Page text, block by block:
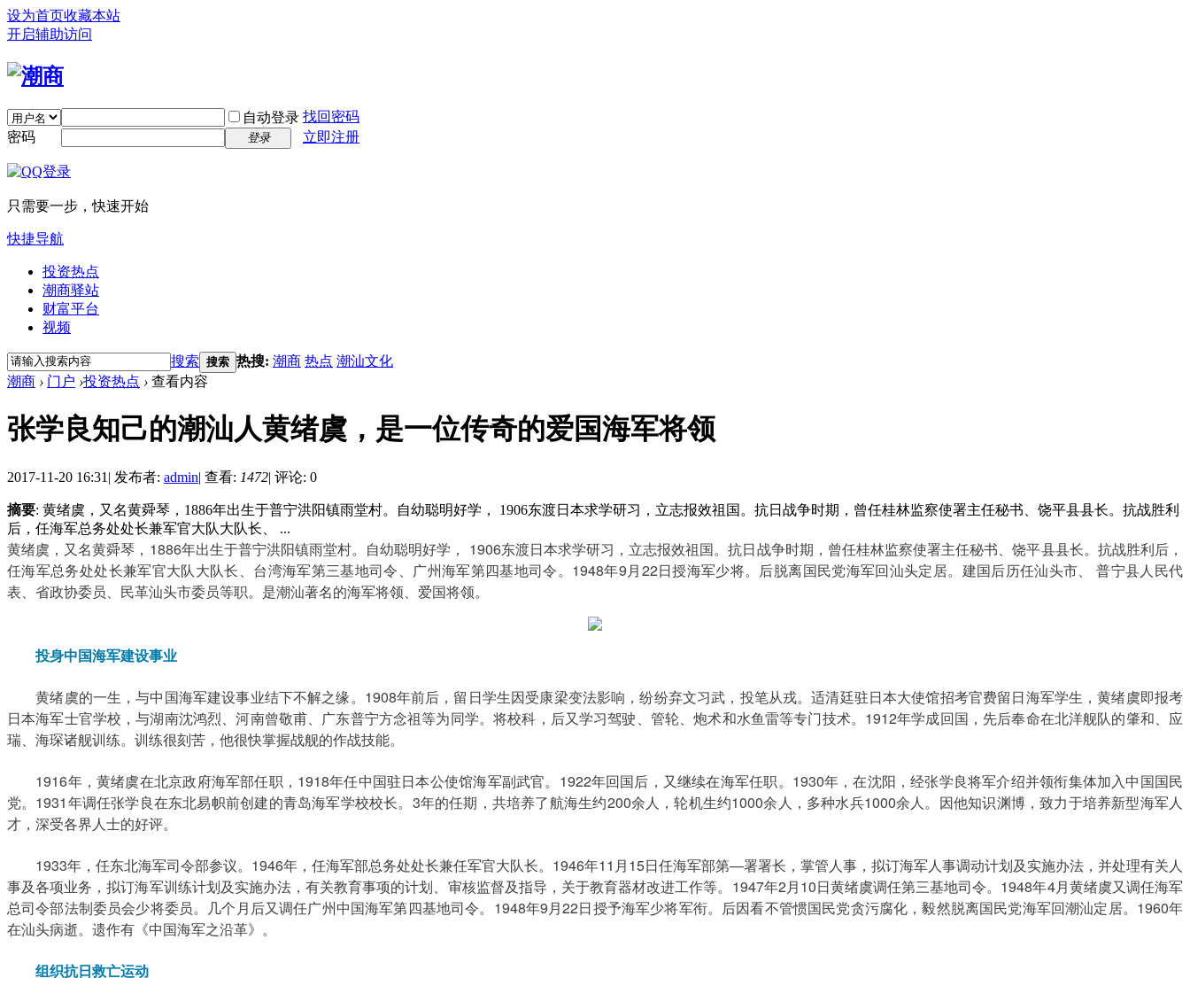
设为首页收藏本站
开启辅助访问
自动登录 找回密码
密码
登录 立即注册
只需要一步，快速开始
快捷导航
投资热点
潮商驿站
财富平台
视频
搜索 搜索 热搜: 潮商 热点 潮汕文化
潮商 › 门户 ›投资热点 › 查看内容
张学良知己的潮汕人黄绪虞，是一位传奇的爱国海军将领
2017-11-20 16:31 | 发布者: admin| 查看: 1472| 评论: 0
摘要: 黄绪虞，又名黄舜琴，1886年出生于普宁洪阳镇雨堂村。自幼聪明好学， 1906东渡日本求学研习，立志报效祖国。抗日战争时期，曾任桂林监察使署主任秘书、饶平县县长。抗战胜利
后，任海军总务处处长兼军官大队大队长、 ...
黄绪虞，又名黄舜琴，1886年出生于普宁洪阳镇雨堂村。自幼聪明好学， 1906东渡日本求学研习，立志报效祖国。抗日战争时期，曾任桂林监察使署主任秘书、饶平县县长。抗战胜利后，
任海军总务处处长兼军官大队大队长、台湾海军第三基地司令、广州海军第四基地司令。1948年9月22日授海军少将。后脱离国民党海军回汕头定居。建国后历任汕头市、 普宁县人民代
表、省政协委员、民革汕头市委员等职。是潮汕著名的海军将领、爱国将领。
投身中国海军建设事业
黄绪虞的一生，与中国海军建设事业结下不解之缘。1908年前后，留日学生因受康梁变法影响，纷纷弃文习武，投笔从戎。适清廷驻日本大使馆招考官费留日海军学生，黄绪虞即报考
日本海军士官学校，与湖南沈鸿烈、河南曾敬甫、广东普宁方念祖等为同学。将校科，后又学习驾驶、管轮、炮术和水鱼雷等专门技术。1912年学成回国，先后奉命在北洋舰队的肇和、应
瑞、海琛诸舰训练。训练很刻苦，他很快掌握战舰的作战技能。
1916年，黄绪虞在北京政府海军部任职，1918年任中国驻日本公使馆海军副武官。1922年回国后，又继续在海军任职。1930年，在沈阳，经张学良将军介绍并领衔集体加入中国国民
党。1931年调任张学良在东北易帜前创建的青岛海军学校校长。3年的任期，共培养了航海生约200余人，轮机生约1000余人，多种水兵1000余人。因他知识渊博，致力于培养新型海军人
才，深受各界人士的好评。
1933年，任东北海军司令部参议。1946年，任海军部总务处处长兼任军官大队长。1946年11月15日任海军部第—署署长，掌管人事，拟订海军人事调动计划及实施办法，并处理有关人
事及各项业务，拟订海军训练计划及实施办法，有关教育事项的计划、审核监督及指导，关于教育器材改进工作等。1947年2月10日黄绪虞调任第三基地司令。1948年4月黄绪虞又调任海军
总司令部法制委员会少将委员。几个月后又调任广州中国海军第四基地司令。1948年9月22日授予海军少将军衔。后因看不管惯国民党贪污腐化，毅然脱离国民党海军回潮汕定居。1960年
在汕头病逝。遗作有《中国海军之沿革》。
组织抗日救亡运动